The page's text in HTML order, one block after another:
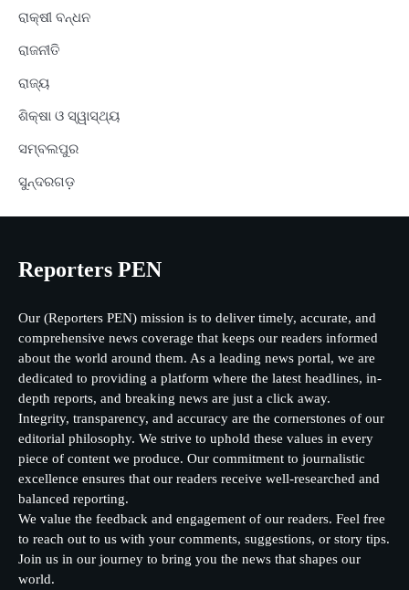
ରାକ୍ଷୀ ବନ୍ଧନ
ରାଜନୀତି
ରାଜ୍ୟ
ଶିକ୍ଷା ଓ ସ୍ୱାସ୍ଥ୍ୟ
ସମ୍ବଲପୁର
ସୁନ୍ଦରଗଡ଼
Reporters PEN
Our (Reporters PEN) mission is to deliver timely, accurate, and
comprehensive news coverage that keeps our readers informed
about the world around them. As a leading news portal, we are
dedicated to providing a platform where the latest headlines, in-
depth reports, and breaking news are just a click away.
Integrity, transparency, and accuracy are the cornerstones of our
editorial philosophy. We strive to uphold these values in every
piece of content we produce. Our commitment to journalistic
excellence ensures that our readers receive well-researched and
balanced reporting.
We value the feedback and engagement of our readers. Feel free
to reach out to us with your comments, suggestions, or story tips.
Join us in our journey to bring you the news that shapes our
world.